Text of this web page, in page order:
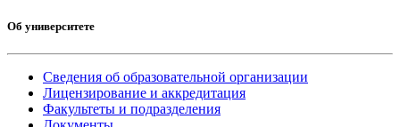
Об университете
Сведения об образовательной организации
Лицензирование и аккредитация
Факультеты и подразделения